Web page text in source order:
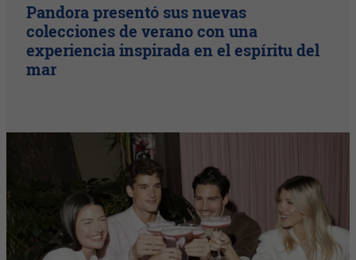
Pandora presentó sus nuevas
colecciones de verano con una
experiencia inspirada en el espíritu del
mar